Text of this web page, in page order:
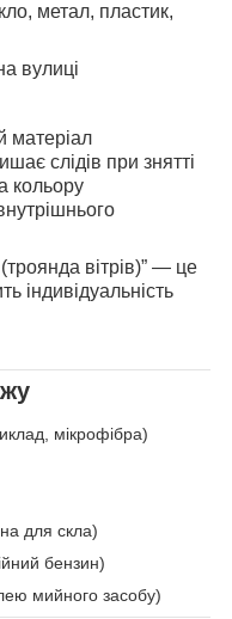
метал, пластик,
вулиці
матеріал
слідів при знятті
кольору
вітрів)” — це
індивідуальність
мікрофібра)
для скла)
бензин)
мийного засобу)